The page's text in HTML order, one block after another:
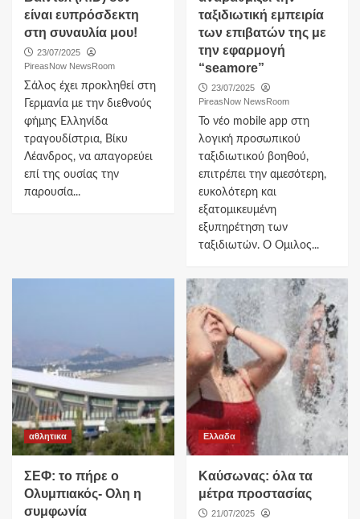
είναι ευπρόσδεκτη
στη συναυλία μου!
23/07/2025
PireasNow NewsRoom
Σάλος έχει προκληθεί στη
Γερμανία με την διεθνούς
φήμης Ελληνίδα
τραγουδίστρια, Βίκυ
Λέανδρος, να απαγορεύει
επί της ουσίας την
παρουσία...
ταξιδιωτική εμπειρία
των επιβατών της με
την εφαρμογή
“seamore”
23/07/2025
PireasNow NewsRoom
Το νέο mobile app στη
λογική προσωπικού
ταξιδιωτικού βοηθού,
επιτρέπει την αμεσότερη,
ευκολότερη και
εξατομικευμένη
εξυπηρέτηση των
ταξιδιωτών. Ο Όμιλος...
αθλητικα
ΣΕΦ: το πήρε ο
Ολυμπιακός- Ολη η
συμφωνία
Ελλαδα
Καύσωνας: όλα τα
μέτρα προστασίας
21/07/2025